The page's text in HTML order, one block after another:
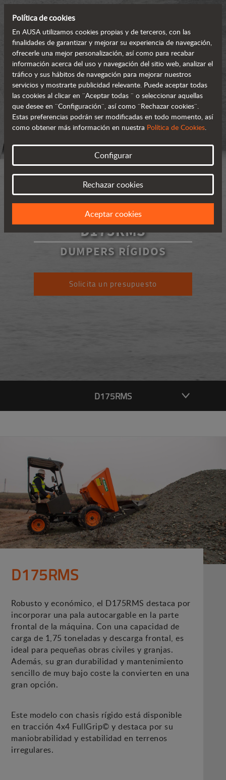
D175RMS
DUMPERS RÍGIDOS
Solicita un presupuesto
D175RMS
D175RMS
Robusto y económico, el D175RMS destaca por
incorporar una pala autocargable en la parte
frontal de la máquina. Con una capacidad de
carga de 1,75 toneladas y descarga frontal, es
ideal para pequeñas obras civiles y granjas.
Además, su gran durabilidad y mantenimiento
sencillo de muy bajo coste la convierten en una
gran opción.
Este modelo con chasis rígido está disponible
en tracción 4x4 FullGrip© y destaca por su
maniobrabilidad y estabilidad en terrenos
irregulares.
Política de cookies
En AUSA utilizamos cookies propias y de terceros, con las
finalidades de garantizar y mejorar su experiencia de navegación,
ofrecerle una mejor personalización, así como para recabar
información acerca del uso y navegación del sitio web, analizar el
tráfico y sus hábitos de navegación para mejorar nuestros
servicios y mostrarte publicidad relevante. Puede aceptar todas
las cookies al clicar en ¨Aceptar todas ¨ o seleccionar aquellas
que desee en ¨Configuración¨, así como ¨Rechazar cookies¨.
Estas preferencias podrán ser modificadas en todo momento, así
como obtener más información en nuestra Política de Cookies.
Configurar
Rechazar cookies
Aceptar cookies